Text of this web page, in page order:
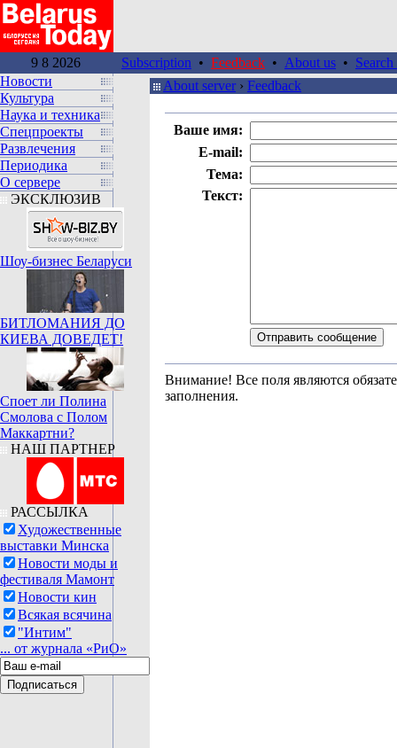
9 8 2026 Subscription • Feedback • About us •
Новости
Культура
Наука и техника
Спецпроекты
Развлечения
Периодика
О сервере
ЭКСКЛЮЗИВ
Шоу-бизнес Беларуси
БИТЛОМАНИЯ ДО
КИЕВА ДОВЕДЕТ!
Споет ли Полина
Смолова с Полом
Маккартни?
НАШ ПАРТНЕР
РАССЫЛКА
Художественные
выставки Минска
Новости моды и
фестиваля Мамонт
Новости кин
Всякая всячина
"Интим"
... от журнала «РиО»
About server › Feedback
Ваше имя:
E-mail:
Тема:
Текст:
Внимание! Все поля являются
заполнения.